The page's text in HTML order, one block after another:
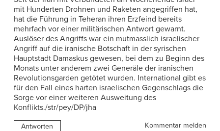
mit Hunderten Drohnen und Raketen angegriffen hat,
hat die Führung in Teheran ihren Erzfeind bereits
mehrfach vor einer militärischen Antwort gewarnt.
Auslöser des Angriffs war ein mutmasslich israelischer
Angriff auf die iranische Botschaft in der syrischen
Hauptstadt Damaskus gewesen, bei dem zu Beginn des
Monats unter anderem zwei Generäle der iranischen
Revolutionsgarden getötet wurden. International gibt es
für den Fall eines harten israelischen Gegenschlags die
Sorge vor einer weiteren Ausweitung des
Konflikts./str/pey/DP/jha
Antworten Kommentar melden